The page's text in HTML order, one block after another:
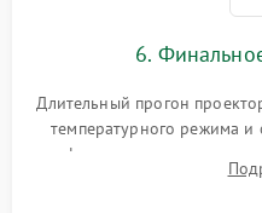
6.
Длительный прогон
температурного режима и
фокуса, контрастности
таблицах. Проверка